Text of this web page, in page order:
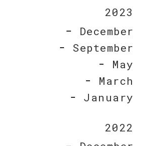
2023
December
September
May
March
January
2022